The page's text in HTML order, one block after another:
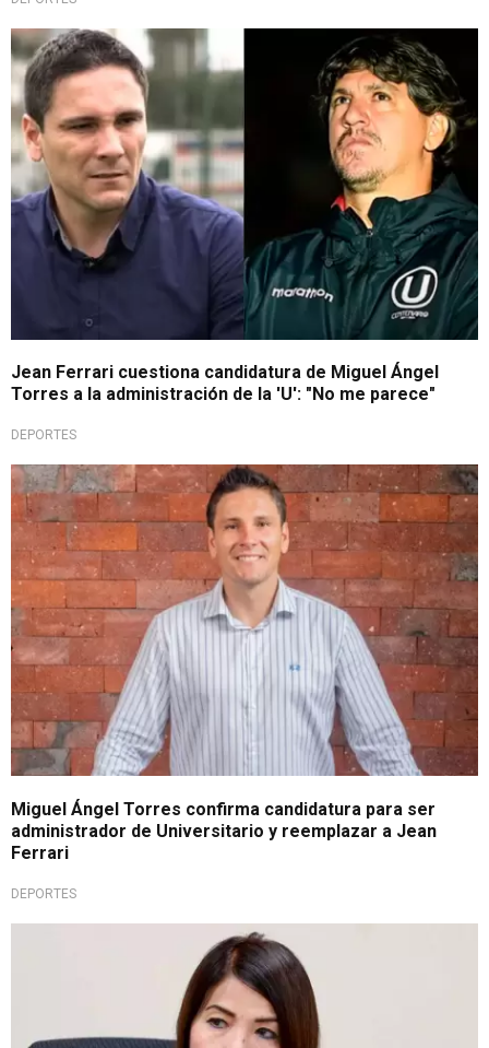
Con todo
Jean Ferrari cuestiona candidatura de Miguel Ángel
Torres a la administración de la 'U': "No me parece"
DEPORTES
Va por todo
Miguel Ángel Torres confirma candidatura para ser
administrador de Universitario y reemplazar a Jean
Ferrari
DEPORTES